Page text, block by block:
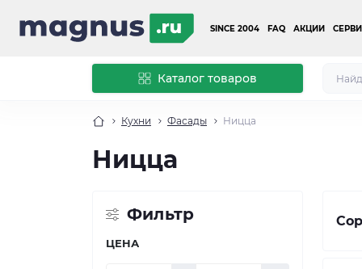
SINCE 2004 FAQ АКЦИИ
Каталог товаров
Кухни Фасады Ницца
Ницца
Фильтр
ЦЕНА